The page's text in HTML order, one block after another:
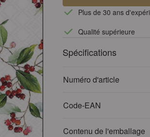
Plus de 30 ans
Qualité supérieure
Spécifications
Numéro d'article
Code-EAN
Contenu de l'emballage